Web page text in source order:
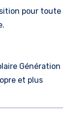
pour toute
Génération
et plus